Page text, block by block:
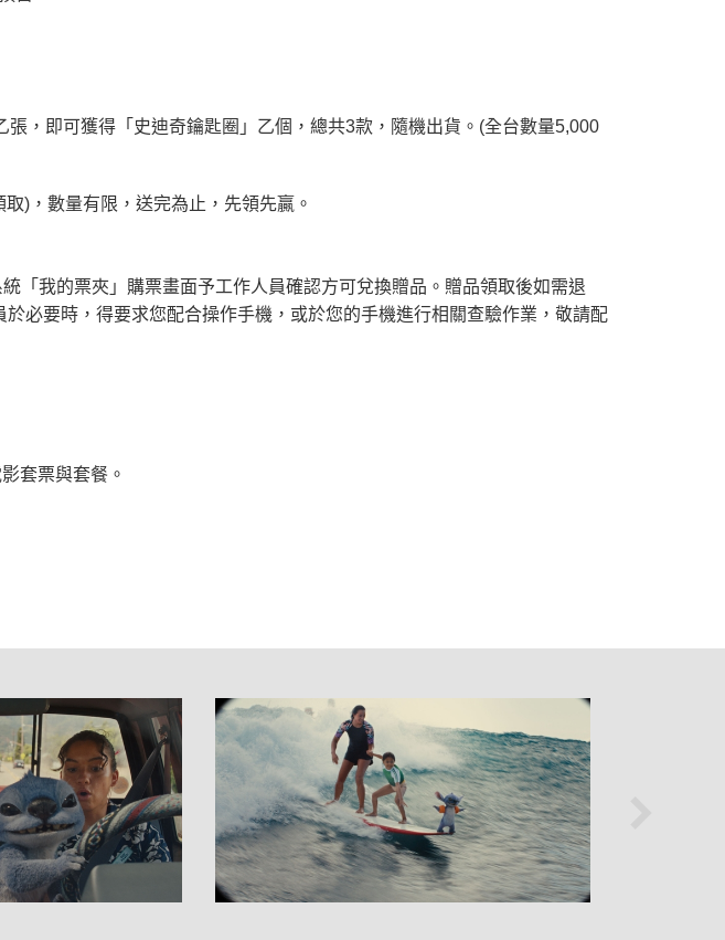
，即可獲得「史迪奇鑰匙圈」乙個，總共3款，隨機出貨。(全台數量5,000
)，數量有限，送完為止，先領先贏。
「我的票夾」購票畫面予工作人員確認方可兌換贈品。贈品領取後如需退
必要時，得要求您配合操作手機，或於您的手機進行相關查驗作業，敬請配
套票與套餐。